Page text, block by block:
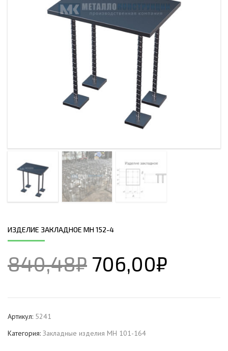
ИЗДЕЛИЕ ЗАКЛАДНОЕ МН 152-4
840,48₽ 706,00₽
Артикул: 5241
Категория: Закладные изделия МН 101-164